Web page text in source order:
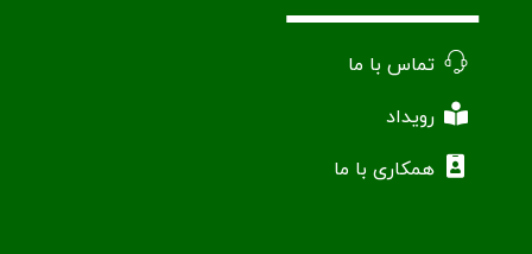
تماس با ما
رویداد
همکاری با ما